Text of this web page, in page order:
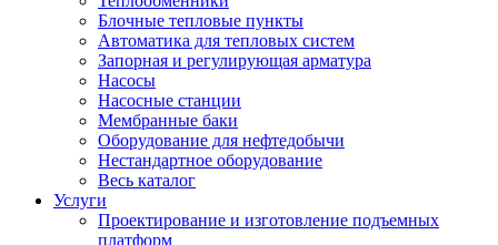
Блочные тепловые пункты
Автоматика для тепловых систем
Запорная и регулирующая арматура
Насосы
Насосные станции
Мембранные баки
Оборудование для нефтедобычи
Нестандартное оборудование
Весь каталог
Услуги
Проектирование и изготовление подъемных
платформ